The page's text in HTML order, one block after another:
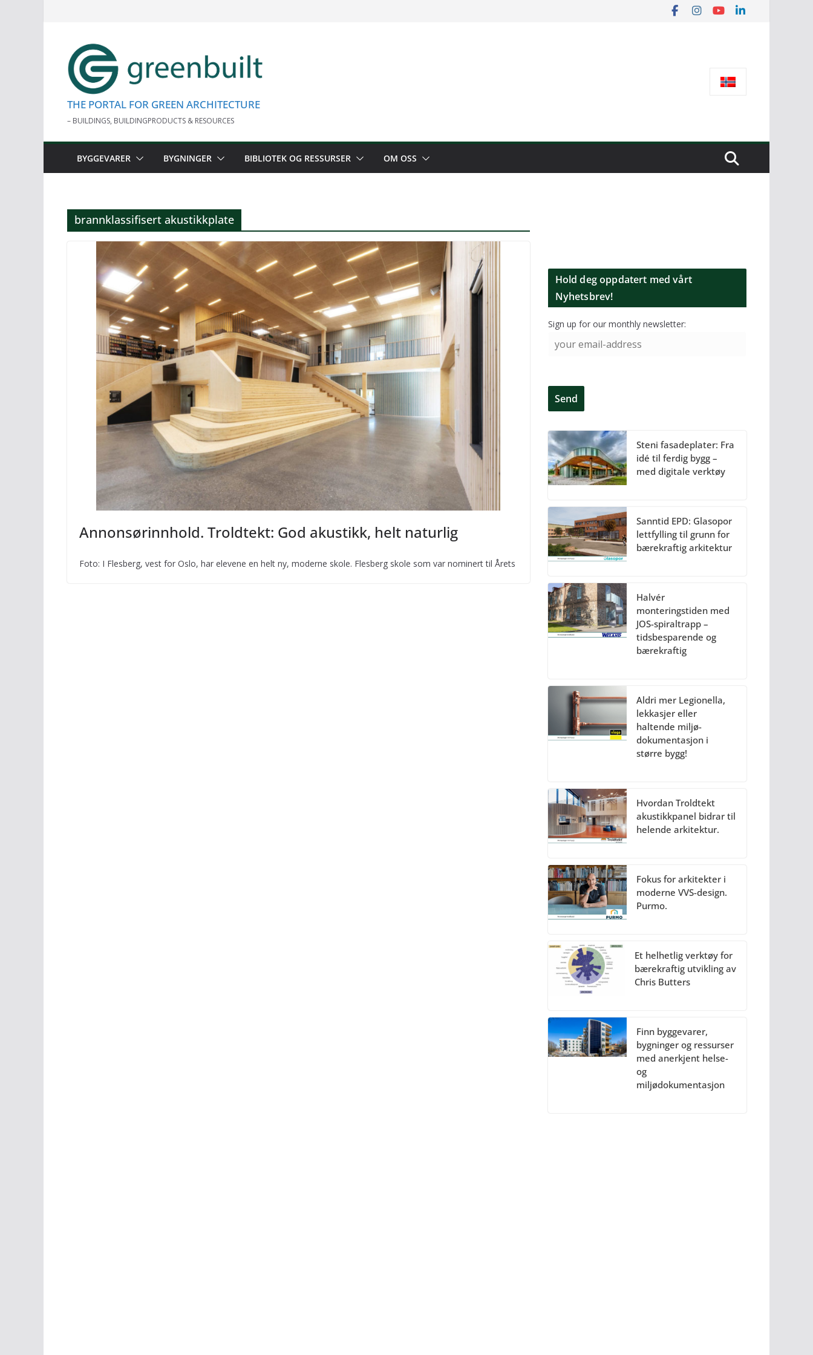
THE PORTAL FOR GREEN ARCHITECTURE
– BUILDINGS, BUILDINGPRODUCTS & RESOURCES
BYGGEVARER BYGNINGER BIBLIOTEK OG RESSURSER OM OSS
brannklassifisert akustikkplate
Annonsørinnhold. Troldtekt: God akustikk, helt naturlig
Foto: I Flesberg, vest for Oslo, har elevene en helt ny, moderne skole. Flesberg skole som var nominert til Årets
Hold deg oppdatert med vårt
Nyhetsbrev!
Sign up for our monthly newsletter:
Steni fasadeplater: Fra
idé til ferdig bygg –
med digitale verktøy
Sanntid EPD: Glasopor
lettfylling til grunn for
bærekraftig arkitektur
Halvér
monteringstiden med
JOS-spiraltrapp –
tidsbesparende og
bærekraftig
Aldri mer Legionella,
lekkasjer eller
haltende miljø-
dokumentasjon i
større bygg!
Hvordan Troldtekt
akustikkpanel bidrar til
helende arkitektur.
Fokus for arkitekter i
moderne VVS-design.
Purmo.
Et helhetlig verktøy for
bærekraftig utvikling av
Chris Butters
Finn byggevarer,
bygninger og ressurser
med anerkjent helse-
og
miljødokumentasjon